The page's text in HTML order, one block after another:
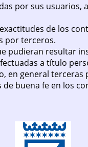
por sus usuarios,
de los
por terceros.
pudieran resultar
a título
en general terceras
buena fe en los